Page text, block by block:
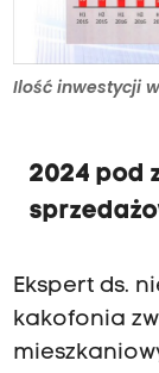
Ilość inwestycji
2024 pod
Ekspert ds.
kakofonia